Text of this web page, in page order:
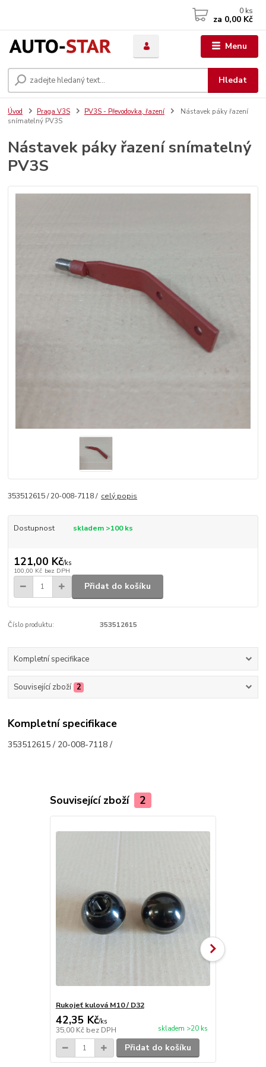
Menu
Hledat
0 ks
za 0,00 Kč
Úvod Praga V3S PV3S - Převodovka, řazení
Nástavek páky řazení
snímatelný PV3S
Nástavek páky řazení snímatelný
PV3S
353512615 / 20-008-7118 / celý popis
Dostupnost skladem >100 ks
121,00 Kč/ks
100,00 Kč bez DPH
Přidat do košíku
Číslo produktu: 353512615
Kompletní specifikace
Související zboží 2
Kompletní specifikace
353512615 / 20-008-7118 /
Související zboží 2
Rukojeť kulová M10 / D32
42,35 Kč/ks
35,00 Kč bez DPH skladem >20 ks
Přidat do košíku